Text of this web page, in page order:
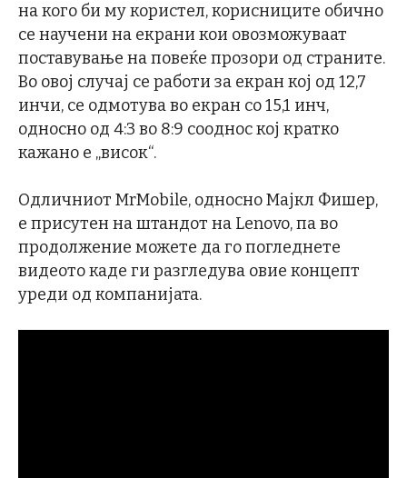
на кого би му користел, корисниците обично
се научени на екрани кои овозможуваат
поставување на повеќе прозори од страните.
Во овој случај се работи за екран кој од 12,7
инчи, се одмотува во екран со 15,1 инч,
односно од 4:3 во 8:9 сооднос кој кратко
кажано е „висок“.
Одличниот MrMobile, односно Мајкл Фишер,
е присутен на штандот на Lenovo, па во
продолжение можете да го погледнете
видеото каде ги разгледува овие концепт
уреди од компанијата.